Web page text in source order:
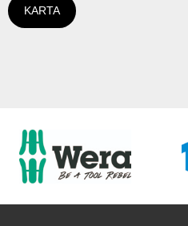
KARTA